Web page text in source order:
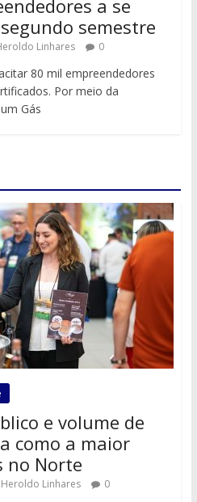
a se
semestre
Linhares 0
80 mil empreendedores
Por meio da
Gás
e volume de
como a maior
no Norte
Heroldo Linhares 0